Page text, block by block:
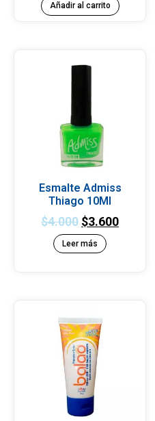
Añadir al carrito
Esmalte Admiss
Thiago 10Ml
$4.000 $3.600
Leer más